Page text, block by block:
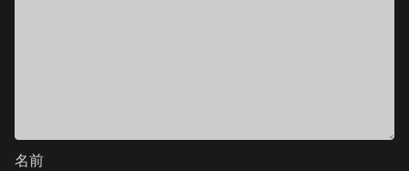
名前